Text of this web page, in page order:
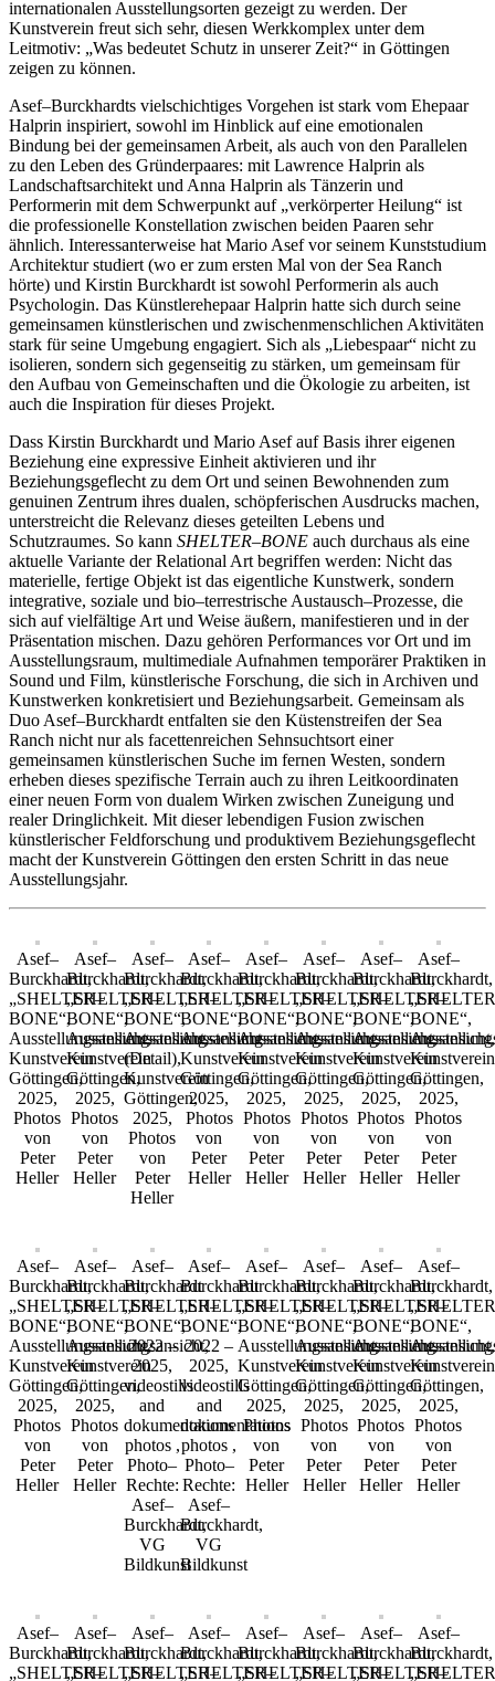
internationalen Ausstellungsorten gezeigt zu werden. Der
Kunstverein freut sich sehr, diesen Werkkomplex unter dem
Leitmotiv: „Was bedeutet Schutz in unserer Zeit?“ in Göttingen
zeigen zu können.
Asef–Burckhardts vielschichtiges Vorgehen ist stark vom Ehepaar
Halprin inspiriert, sowohl im Hinblick auf eine emotionalen
Bindung bei der gemeinsamen Arbeit, als auch von den Parallelen
zu den Leben des Gründerpaares: mit Lawrence Halprin als
Landschaftsarchitekt und Anna Halprin als Tänzerin und
Performerin mit dem Schwerpunkt auf „verkörperter Heilung“ ist
die professionelle Konstellation zwischen beiden Paaren sehr
ähnlich. Interessanterweise hat Mario Asef vor seinem Kunststudium
Architektur studiert (wo er zum ersten Mal von der Sea Ranch
hörte) und Kirstin Burckhardt ist sowohl Performerin als auch
Psychologin. Das Künstlerehepaar Halprin hatte sich durch seine
gemeinsamen künstlerischen und zwischenmenschlichen Aktivitäten
stark für seine Umgebung engagiert. Sich als „Liebespaar“ nicht zu
isolieren, sondern sich gegenseitig zu stärken, um gemeinsam für
den Aufbau von Gemeinschaften und die Ökologie zu arbeiten, ist
auch die Inspiration für dieses Projekt.
Dass Kirstin Burckhardt und Mario Asef auf Basis ihrer eigenen
Beziehung eine expressive Einheit aktivieren und ihr
Beziehungsgeflecht zu dem Ort und seinen Bewohnenden zum
genuinen Zentrum ihres dualen, schöpferischen Ausdrucks machen,
unterstreicht die Relevanz dieses geteilten Lebens und
Schutzraumes. So kann SHELTER–BONE auch durchaus als eine
aktuelle Variante der Relational Art begriffen werden: Nicht das
materielle, fertige Objekt ist das eigentliche Kunstwerk, sondern
integrative, soziale und bio–terrestrische Austausch–Prozesse, die
sich auf vielfältige Art und Weise äußern, manifestieren und in der
Präsentation mischen. Dazu gehören Performances vor Ort und im
Ausstellungsraum, multimediale Aufnahmen temporärer Praktiken in
Sound und Film, künstlerische Forschung, die sich in Archiven und
Kunstwerken konkretisiert und Beziehungsarbeit. Gemeinsam als
Duo Asef–Burckhardt entfalten sie den Küstenstreifen der Sea
Ranch nicht nur als facettenreichen Sehnsuchtsort einer
gemeinsamen künstlerischen Suche im fernen Westen, sondern
erheben dieses spezifische Terrain auch zu ihren Leitkoordinaten
einer neuen Form von dualem Wirken zwischen Zuneigung und
realer Dringlichkeit. Mit dieser lebendigen Fusion zwischen
künstlerischer Feldforschung und produktivem Beziehungsgeflecht
macht der Kunstverein Göttingen den ersten Schritt in das neue
Ausstellungsjahr.
Asef–
Burckhardt,
„SHELTER–
BONE“,
Ausstellungsansicht,
Kunstverein
Göttingen,
2025,
Photos
von
Peter
Heller
Asef–
Burckhardt,
„SHELTER–
BONE“,
Ausstellungsansicht,
Kunstverein
Göttingen,
2025,
Photos
von
Peter
Heller
Asef–
Burckhardt,
„SHELTER–
BONE“,
Ausstellungsansicht
(Detail),
Kunstverein
Göttingen,
2025,
Photos
von
Peter
Heller
Asef–
Burckhardt,
„SHELTER–
BONE“,
Ausstellungsansicht,
Kunstverein
Göttingen,
2025,
Photos
von
Peter
Heller
Asef–
Burckhardt,
„SHELTER–
BONE“,
Ausstellungsansicht,
Kunstverein
Göttingen,
2025,
Photos
von
Peter
Heller
Asef–
Burckhardt,
„SHELTER–
BONE“,
Ausstellungsansicht,
Kunstverein
Göttingen,
2025,
Photos
von
Peter
Heller
Asef–
Burckhardt,
„SHELTER–
BONE“,
Ausstellungsansicht,
Kunstverein
Göttingen,
2025,
Photos
von
Peter
Heller
Asef–
Burckhardt,
BONE“,
Kunstverein
Göttingen,
2025,
Photos
von
Peter
Heller
Asef–
Burckhardt,
„SHELTER–
BONE“,
Ausstellungsansicht,
Kunstverein
Göttingen,
2025,
Photos
von
Peter
Heller
Asef–
Burckhardt,
„SHELTER–
BONE“,
Ausstellungsansicht,
Kunstverein
Göttingen,
2025,
Photos
von
Peter
Heller
Asef–
Burckhardt
„SHELTER–
BONE“,
2022 –
2025,
videostills
and
dokumentations
photos ,
Photo–
Rechte:
Asef–
Burckhardt,
VG
Bildkunst
Asef–
Burckhardt
„SHELTER–
BONE“,
2022 –
2025,
videostills
and
dokumentations
photos ,
Photo–
Rechte:
Asef–
Burckhardt,
VG
Bildkunst
Asef–
Burckhardt,
„SHELTER–
BONE“,
Ausstellungsansicht,
Kunstverein
Göttingen,
2025,
Photos
von
Peter
Heller
Asef–
Burckhardt,
„SHELTER–
BONE“,
Ausstellungsansicht,
Kunstverein
Göttingen,
2025,
Photos
von
Peter
Heller
Asef–
Burckhardt,
„SHELTER–
BONE“,
Ausstellungsansicht,
Kunstverein
Göttingen,
2025,
Photos
von
Peter
Heller
Asef–
Burckhardt,
BONE“,
Kunstverein
Göttingen,
2025,
Photos
von
Peter
Heller
Asef–
Burckhardt,
„SHELTER–
Asef–
Burckhardt,
„SHELTER–
Asef–
Burckhardt,
„SHELTER–
Asef–
Burckhardt,
„SHELTER–
Asef–
Burckhardt,
„SHELTER–
Asef–
Burckhardt,
„SHELTER–
Asef–
Burckhardt,
„SHELTER–
Asef–
Burckhardt,